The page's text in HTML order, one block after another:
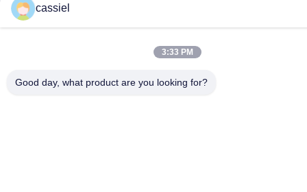
cassiel
3:33 PM
Good day, what product are you looking for?